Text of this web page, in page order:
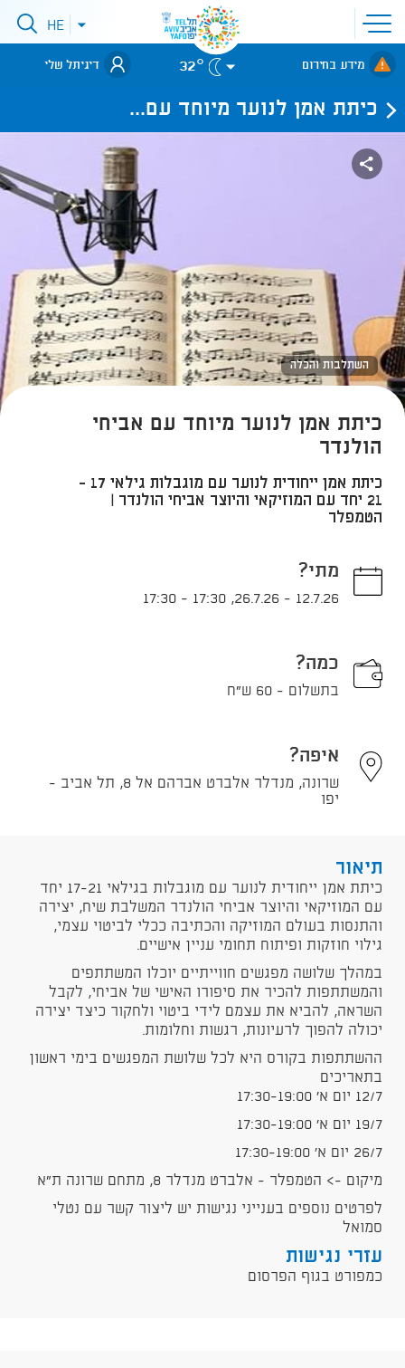
פתיחת
תפריט
אתר
לאתר עיריית
תל-אביב
פתיחתHE
מידע בחירום 32° דיגיתל שלי
כיתת אמן לנוער מיוחד עם...
השתלבות והכלה
כיתת אמן לנוער מיוחד עם אביחי
הולנדר
כיתת אמן ייחודית לנוער עם מוגבלות גילאי 17 -
21 יחד עם המוזיקאי והיוצר אביחי הולנדר |
הטמפלר
מתי?
12.7.26
-
26.7.26
,
17:30
-
17:30
כמה?
בתשלום - 60 ש"ח
איפה?
שרונה, מנדלר אלברט אברהם אל 8, תל אביב -
יפו
תיאור
כיתת אמן ייחודית לנוער עם מוגבלות בגילאי 17-21 יחד
עם המוזיקאי והיוצר אביחי הולנדר המשלבת שיח, יצירה
והתנסות בעולם המוזיקה והכתיבה ככלי לביטוי עצמי,
גילוי חוזקות ופיתוח תחומי עניין אישיים.
במהלך שלושה מפגשים חווייתיים יוכלו המשתתפים
והמשתתפות להכיר את סיפורו האישי של אביחי, לקבל
השראה, להביא את עצמם לידי ביטוי ולחקור כיצד יצירה
יכולה להפוך לרעיונות, רגשות וחלומות.
ההשתתפות בקורס היא לכל שלושת המפגשים בימי ראשון
בתאריכים
12/7 יום א' 17:30-19:00
19/7 יום א' 17:30-19:00
26/7 יום א' 17:30-19:00
מיקום -> הטמפלר - אלברט מנדלר 8, מתחם שרונה ת"א
לפרטים נוספים בענייני נגישות יש ליצור קשר עם נטלי
סמואל
עזרי נגישות
כמפורט בגוף הפרסום